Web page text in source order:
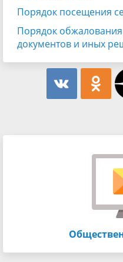
Порядок посещения
Порядок
документов и иных